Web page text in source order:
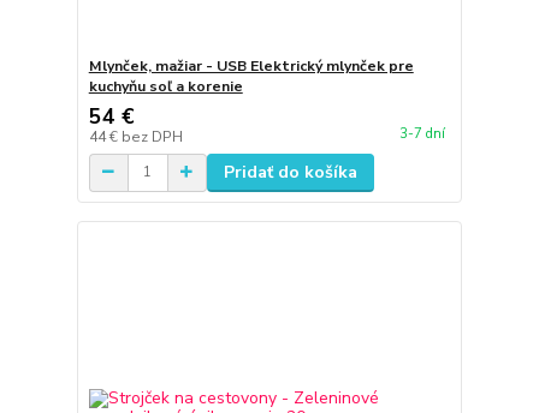
Mlynček, mažiar - USB Elektrický mlynček pre
kuchyňu soľ a korenie
54 €
44 € bez DPH 3-7 dní
Pridať do košíka